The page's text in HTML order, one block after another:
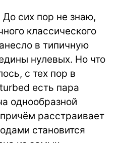
До сих пор не знаю,
классического
в типичную
нулевых. Но что
с тех пор в
есть пара
однообразной
расстраивает
становится